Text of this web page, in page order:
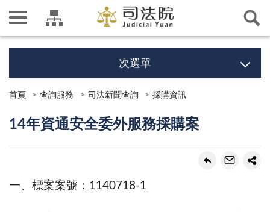
次選單
首頁 查詢服務 司法新聞查詢 採購資訊
14年資通安全委外服務採購案
一、標案案號：1140718-1